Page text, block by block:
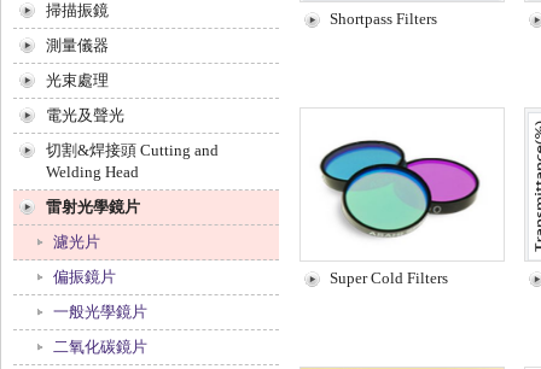
Shortpass Filters
Super Cold Filters
掃描振鏡
測量儀器
光束處理
電光及聲光
切割&焊接頭 Cutting and
Welding Head
雷射光學鏡片
濾光片
偏振鏡片
一般光學鏡片
二氧化碳鏡片